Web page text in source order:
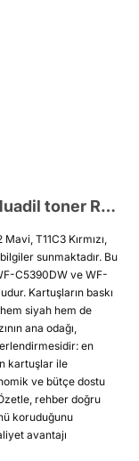
Epson T11C3 Serisi Orjinal ve Muadil toner Rehberi
T11C3 Kırmızı,
sunmaktadır. Bu
C5390DW ve WF-
Kartuşların baskı
siyah hem de
ana odağı,
en
kartuşlar ile
ve bütçe dostu
rehber doğru
koruduğunu
avantajı